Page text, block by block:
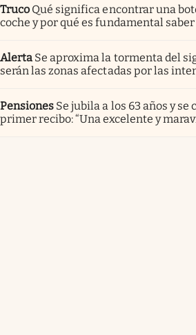
Truco Qué significa encontrar una
coche y por qué es fundamental
Alerta Se aproxima la tormenta del
serán las zonas afectadas por las
Pensiones Se jubila a los 63 años y se
primer recibo: “Una excelente y